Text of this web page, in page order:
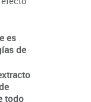
es
de
todo